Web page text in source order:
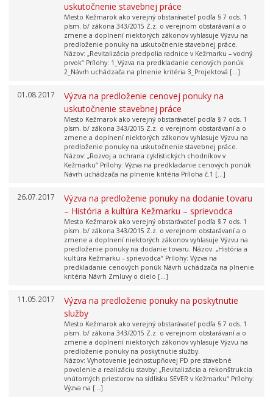
uskutočnenie stavebnej práce
Mesto Kežmarok ako verejný obstarávateľ podľa § 7 ods. 1
písm. b/ zákona 343/2015 Z.z. o verejnom obstarávaní a o
zmene a doplnení niektorých zákonov vyhlasuje Výzvu na
predloženie ponuky na uskutočnenie stavebnej práce.
Názov: „Revitalizácia predpolia radnice v Kežmarku – vodný
prvok“ Prílohy: 1_Výzva na predkladanie cenových ponúk
2_Návrh uchádzača na plnenie kritéria 3_Projektová […]
01.08.2017
Výzva na predloženie cenovej ponuky na
uskutočnenie stavebnej práce
Mesto Kežmarok ako verejný obstarávateľ podľa § 7 ods. 1
písm. b/ zákona 343/2015 Z.z. o verejnom obstarávaní a o
zmene a doplnení niektorých zákonov vyhlasuje Výzvu na
predloženie ponuky na uskutočnenie stavebnej práce.
Názov: „Rozvoj a ochrana cyklistických chodníkov v
Kežmarku“ Prílohy: Výzva na predkladanie cenových ponúk
Návrh uchádzača na plnenie kritéria Príloha č.1 […]
26.07.2017
Výzva na predloženie ponuky na dodanie tovaru
– História a kultúra Kežmarku – sprievodca
Mesto Kežmarok ako verejný obstarávateľ podľa § 7 ods. 1
písm. b/ zákona 343/2015 Z.z. o verejnom obstarávaní a o
zmene a doplnení niektorých zákonov vyhlasuje Výzvu na
predloženie ponuky na dodanie tovaru. Názov: „História a
kultúra Kežmarku – sprievodca“ Prílohy: Výzva na
predkladanie cenových ponúk Návrh uchádzača na plnenie
kritéria Návrh Zmluvy o dielo […]
11.05.2017
Výzva na predloženie ponuky na poskytnutie
služby
Mesto Kežmarok ako verejný obstarávateľ podľa § 7 ods. 1
písm. b/ zákona 343/2015 Z.z. o verejnom obstarávaní a o
zmene a doplnení niektorých zákonov vyhlasuje Výzvu na
predloženie ponuky na poskytnutie služby.
Názov: Vyhotovenie jednostupňovej PD pre stavebné
povolenie a realizáciu stavby: „Revitalizácia a rekonštrukcia
vnútorných priestorov na sídlisku SEVER v Kežmarku“ Prílohy:
Výzva na […]